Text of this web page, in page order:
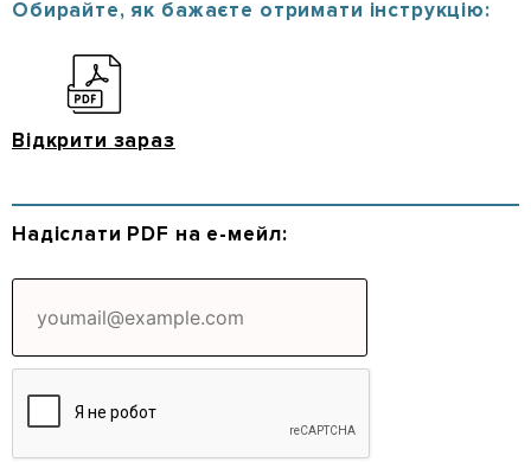
Обирайте, як бажаєте отримати інструкцію:
Відкрити зараз
Надіслати PDF на е-мейл: